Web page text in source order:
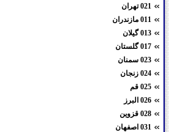
021 تهران
011 مازندران
013 گیلان
017 گلستان
023 سمنان
024 زنجان
025 قم
026 البرز
028 قزوین
031 اصفهان